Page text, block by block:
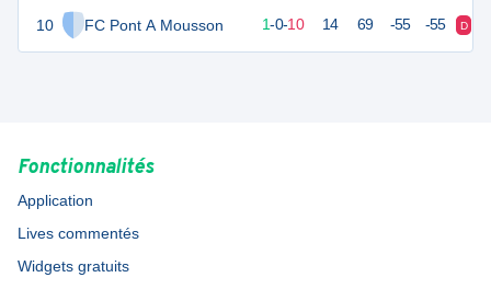
10 FC Pont A Mousson
-5 1-0-10 14 69 -55 -55 D
Fonctionnalités
Application
Lives commentés
Widgets gratuits